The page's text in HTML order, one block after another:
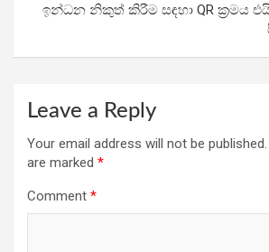
k
p
ඉන්ධන නිකුත් කිරීම සඳහා QR ක්‍රමය එයි
Leave a Reply
Your email address will not be published.
are marked *
Comment *